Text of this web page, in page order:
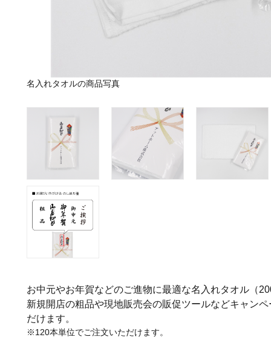
名入れタオルの商品写真
お中元やお年賀などのご進物に最適な名入れタオル（
新規開店の粗品や現地販売会の販促ツールなどキャン
だけます。
※120本単位でご注文いただけます。